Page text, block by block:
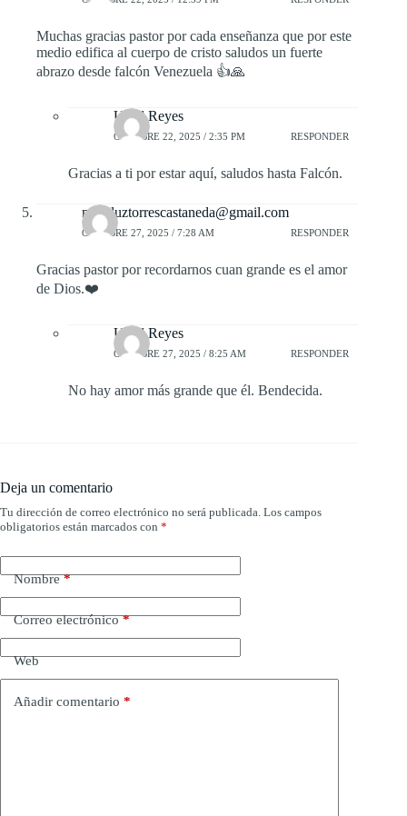
Muchas gracias pastor por cada enseñanza que por este
medio edifica al cuerpo de cristo saludos un fuerte
abrazo desde falcón Venezuela 👍🙏
Uziel Reyes
OCTUBRE 22, 2025 / 2:35 PM RESPONDER
Gracias a ti por estar aquí, saludos hasta Falcón.
maryluztorrescastaneda@gmail.com
OCTUBRE 27, 2025 / 7:28 AM RESPONDER
Gracias pastor por recordarnos cuan grande es el amor
de Dios.❤️
Uziel Reyes
OCTUBRE 27, 2025 / 8:25 AM RESPONDER
No hay amor más grande que él. Bendecida.
Deja un comentario
Tu dirección de correo electrónico no será publicada. Los campos
obligatorios están marcados con *
Nombre*
Correo electrónico*
Web
Añadir comentario *